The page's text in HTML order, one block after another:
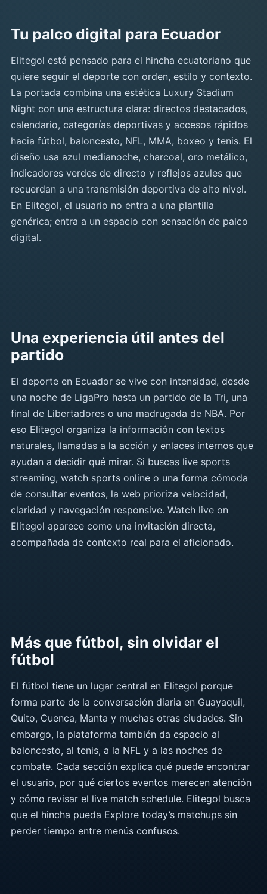
Tu palco digital para Ecuador
Elitegol está pensado para el hincha ecuatoriano que
quiere seguir el deporte con orden, estilo y contexto.
La portada combina una estética Luxury Stadium
Night con una estructura clara: directos destacados,
calendario, categorías deportivas y accesos rápidos
hacia fútbol, baloncesto, NFL, MMA, boxeo y tenis. El
diseño usa azul medianoche, charcoal, oro metálico,
indicadores verdes de directo y reflejos azules que
recuerdan a una transmisión deportiva de alto nivel.
En Elitegol, el usuario no entra a una plantilla
genérica; entra a un espacio con sensación de palco
digital.
Una experiencia útil antes del
partido
El deporte en Ecuador se vive con intensidad, desde
una noche de LigaPro hasta un partido de la Tri, una
final de Libertadores o una madrugada de NBA. Por
eso Elitegol organiza la información con textos
naturales, llamadas a la acción y enlaces internos que
ayudan a decidir qué mirar. Si buscas live sports
streaming, watch sports online o una forma cómoda
de consultar eventos, la web prioriza velocidad,
claridad y navegación responsive. Watch live on
Elitegol aparece como una invitación directa,
acompañada de contexto real para el aficionado.
Más que fútbol, sin olvidar el
fútbol
El fútbol tiene un lugar central en Elitegol porque
forma parte de la conversación diaria en Guayaquil,
Quito, Cuenca, Manta y muchas otras ciudades. Sin
embargo, la plataforma también da espacio al
baloncesto, al tenis, a la NFL y a las noches de
combate. Cada sección explica qué puede encontrar
el usuario, por qué ciertos eventos merecen atención
y cómo revisar el live match schedule. Elitegol busca
que el hincha pueda Explore today’s matchups sin
perder tiempo entre menús confusos.